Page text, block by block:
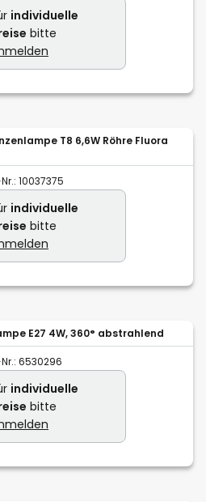
individuelle
bitte
T8 6,6W Röhre Fluora
10037375
individuelle
bitte
E27 4W, 360° abstrahlend
6530296
individuelle
bitte